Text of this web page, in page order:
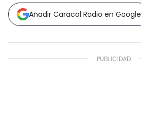
Añadir Caracol Radio en Google